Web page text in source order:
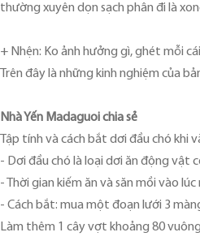
thường xuyên dọn sạch phân đi là
+ Nhện: Ko ảnh hưởng gì, ghét mỗi
Trên đây là những kinh nghiệm của
‎Nhà Yến Madaguoi chia sẻ
Tập tính và cách bắt dơi đầu chó khi
- Dơi đầu chó là loại dơi ăn động vật
- Thời gian kiếm ăn và săn mồi vào
- Cách bắt: mua một đoạn lưới 3
Làm thêm 1 cây vợt khoảng 80